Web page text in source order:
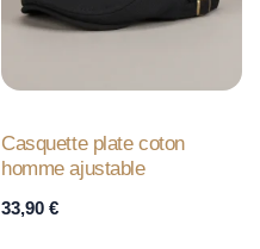
Casquette plate coton
homme ajustable
33,90 €